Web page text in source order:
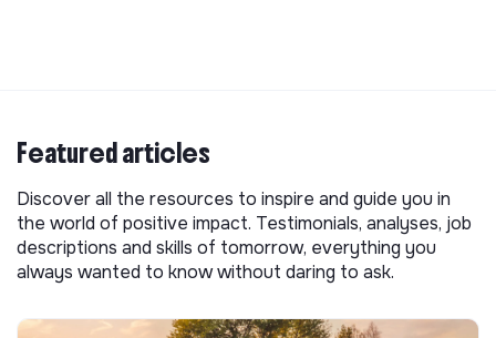
Featured articles
Discover all the resources to inspire and guide you in
the world of positive impact. Testimonials, analyses, job
descriptions and skills of tomorrow, everything you
always wanted to know without daring to ask.